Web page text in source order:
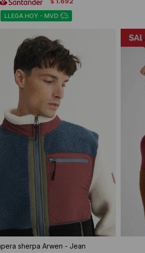
$
LLEGA HOY - MVD
sherpa Arwen - Jean